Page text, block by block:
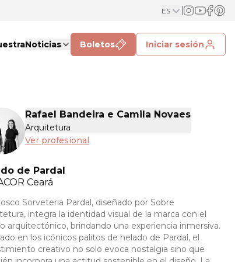
ES
Noticias Boletos Iniciar sesión
Rafael Bandeira e Camila Novaes
Arquitetura
Ver profesional
de Pardal
Ceará
Sorveteria Pardal, diseñado por Sobre
integra la identidad visual de la marca con el
arquitectónico, brindando una experiencia inmersiva.
en los icónicos palitos de helado de Pardal, el
creativo no solo evoca nostalgia sino que